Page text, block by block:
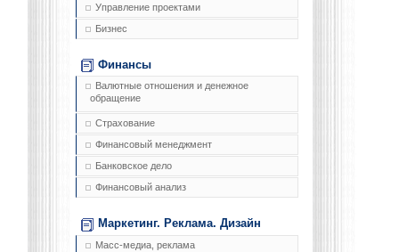
Управление проектами
Бизнес
Финансы
Валютные отношения и денежное
обращение
Страхование
Финансовый менеджмент
Банковское дело
Финансовый анализ
Маркетинг. Реклама. Дизайн
Масс-медиа, реклама